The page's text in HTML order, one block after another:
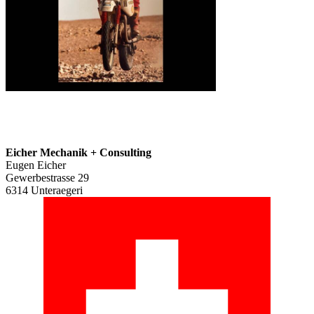
Eicher Mechanik + Consulting
Eugen Eicher
Gewerbestrasse 29
6314 Unteraegeri